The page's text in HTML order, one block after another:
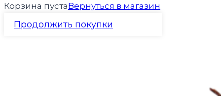
Корзина пустаВернуться в магазин
Продолжить покупки